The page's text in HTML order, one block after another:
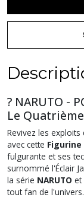
? NARUTO -
Le
Revivez les exploits
avec cette Figurine
fulgurante et ses
surnommé l'Éclair
la série NARUTO et
tout fan de l'univers.